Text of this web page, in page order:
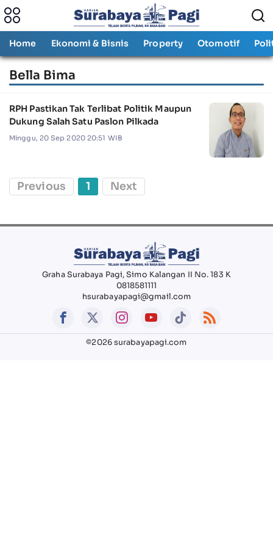
Home Ekonomi & Bisnis Property Otomotif
Bella Bima
RPH Pastikan Tak Terlibat Politik Maupun
Dukung Salah Satu Paslon Pilkada
Minggu, 20 Sep 2020 20:51 WIB
Previous 1 Next
Graha Surabaya Pagi, Simo Kalangan II No. 183 K
0818581111
hsurabayapagi@gmail.com
©2026 surabayapagi.com